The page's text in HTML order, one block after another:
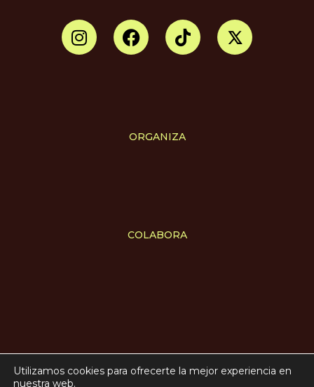
ORGANIZA
COLABORA
Utilizamos cookies para ofrecerte la mejor experiencia en
nuestra web.